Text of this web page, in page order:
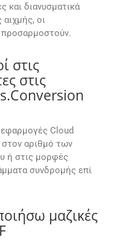
και διανυσματικά
οι
προσαρμοστούν.
στις
στις
Cloud
στον αριθμό των
ή στις μορφές
συνδρομής επί
μαζικές